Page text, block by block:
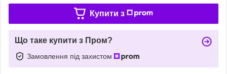
Купити з
Що таке купити з Пром?
Замовлення під захистом